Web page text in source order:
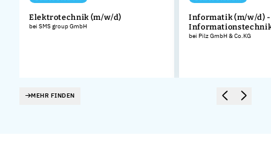
Elektrotechnik (m/w/d)
bei SMS group GmbH
Informatik (m/w/d) -
bei Pilz GmbH & Co.KG
MEHR FINDEN